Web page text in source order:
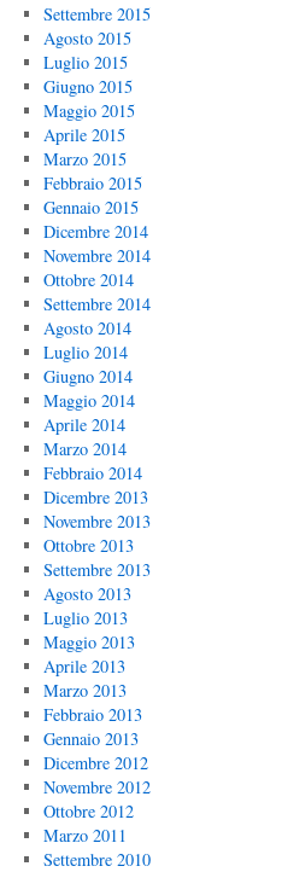
Settembre 2015
Agosto 2015
Luglio 2015
Giugno 2015
Maggio 2015
Aprile 2015
Marzo 2015
Febbraio 2015
Gennaio 2015
Dicembre 2014
Novembre 2014
Ottobre 2014
Settembre 2014
Agosto 2014
Luglio 2014
Giugno 2014
Maggio 2014
Aprile 2014
Marzo 2014
Febbraio 2014
Dicembre 2013
Novembre 2013
Ottobre 2013
Settembre 2013
Agosto 2013
Luglio 2013
Maggio 2013
Aprile 2013
Marzo 2013
Febbraio 2013
Gennaio 2013
Dicembre 2012
Novembre 2012
Ottobre 2012
Marzo 2011
Settembre 2010